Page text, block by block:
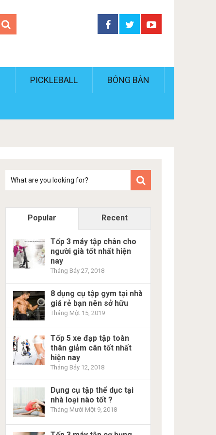
PICKLEBALL BÓNG BÀN
kiem
Popular Recent
Tốp 3 máy tập chân cho
người già tốt nhất hiện
nay
Tháng Bảy 27, 2018
8 dụng cụ tập gym tại nhà
giá rẻ bạn nên sở hữu
Tháng Một 15, 2019
Tốp 5 xe đạp tập toàn
thân giảm cân tốt nhất
hiện nay
Tháng Bảy 12, 2018
Dụng cụ tập thể dục tại
nhà loại nào tốt ?
Tháng Mười Một 9, 2018